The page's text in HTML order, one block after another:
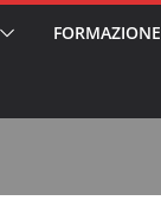
FORMAZIONE